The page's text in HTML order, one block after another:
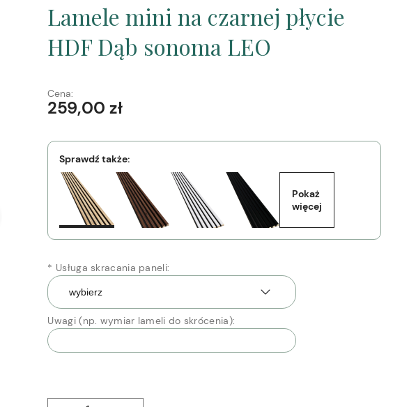
Lamele mini na czarnej płycie
HDF Dąb sonoma LEO
Cena:
259,00 zł
Sprawdź także:
Pokaż
więcej
* Usługa skracania paneli:
Uwagi (np. wymiar lameli do skrócenia):